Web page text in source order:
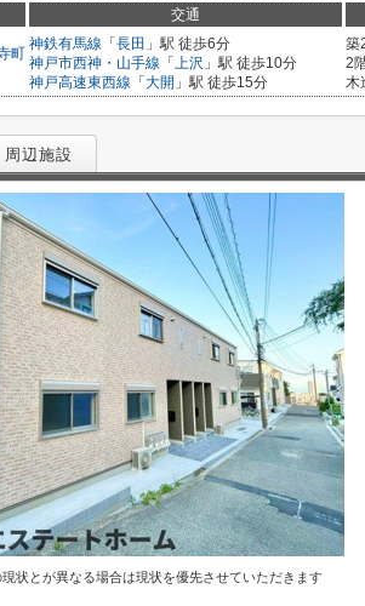
交通
町
神鉄有馬線 「 長田 」駅 徒歩6分
神戸市西神・山手線 「 上沢 」駅 徒歩10分
神戸高速東西線 「 大開 」駅 徒歩15分
築
2
木
周辺施設
状とが異なる場合は現状を優先させていただきます